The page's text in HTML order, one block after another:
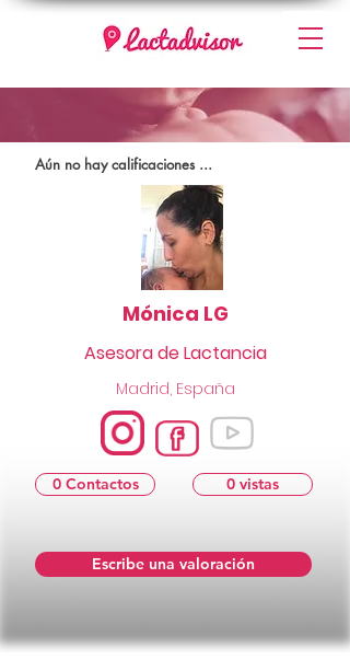
Aún no hay calificaciones ...
Escribe una valoración
0 Contactos
Madrid, España
Mónica LG
Asesora de Lactancia
0 vistas